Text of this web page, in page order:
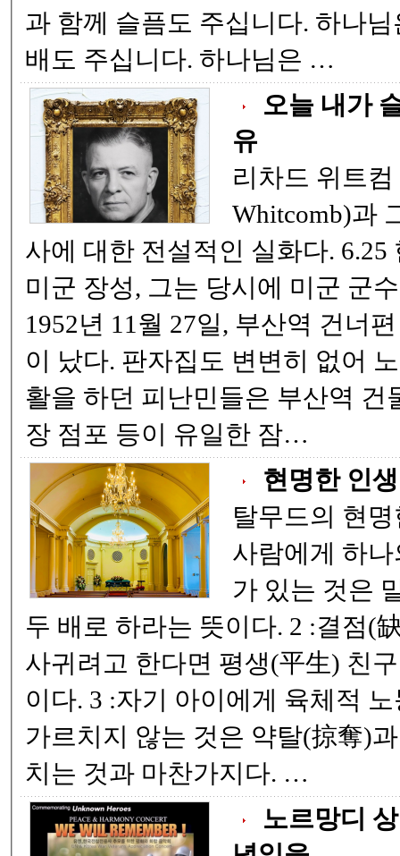
과 함께 슬픔도 주십니다. 하나
배도 주십니다. 하나님은 …
오늘 내가
유
리차드 위트컴
Whitcomb)과
사에 대한 전설적인 실화다. 6.25 한국전쟁에 참전한
미군 장성, 그는 당시에 미군 군수사령관이었다.
1952년 11월 27일, 부산역 건너
이 났다. 판자집도 변변히 없어 노숙자에 가까운 생
활을 하던 피난민들은 부산역 건
장 점포 등이 유일한 잠…
현명한 인
탈무드의 현명
사람에게 하
가 있는 것은
두 배로 하라는 뜻이다. 2 :결점(缺點)이 없는 친구를
사귀려고 한다면 평생(平生) 친
이다. 3 :자기 아이에게 육체적 노동(肉體的 勞動)을
가르치지 않는 것은 약탈(掠奪)
치는 것과 마찬가지다. …
노르망디